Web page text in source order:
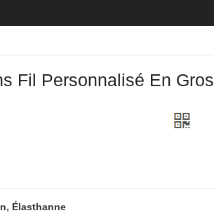
Fil Personnalisé En Gros
Élasthanne